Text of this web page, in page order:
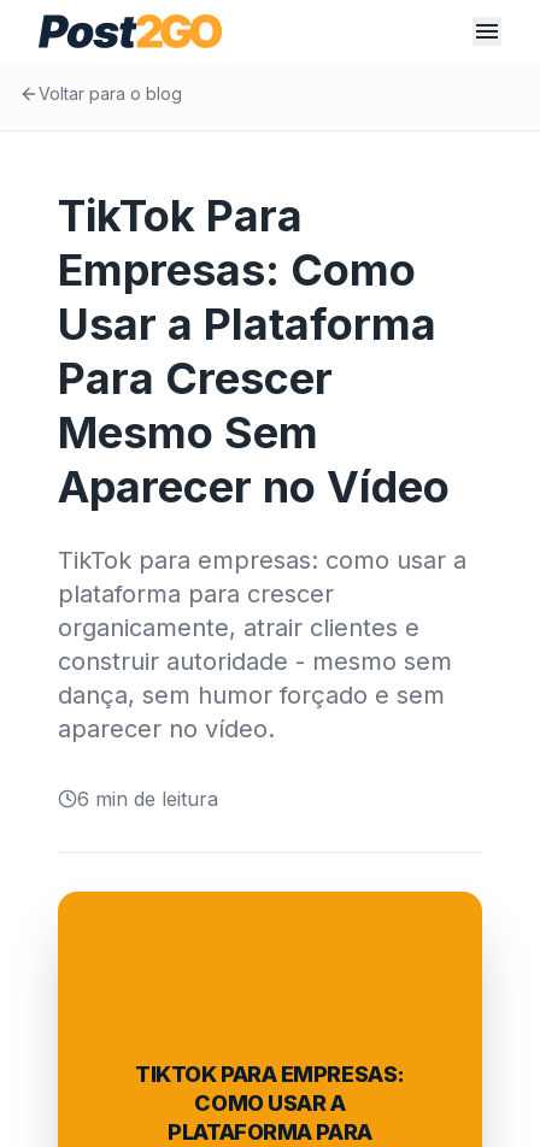
Voltar para o blog
TikTok Para
Empresas: Como
Usar a Plataforma
Para Crescer
Mesmo Sem
Aparecer no Vídeo
TikTok para empresas: como usar a
plataforma para crescer
organicamente, atrair clientes e
construir autoridade - mesmo sem
dança, sem humor forçado e sem
aparecer no vídeo.
6 min de leitura
TIKTOK PARA EMPRESAS:
COMO USAR A
PLATAFORMA PARA